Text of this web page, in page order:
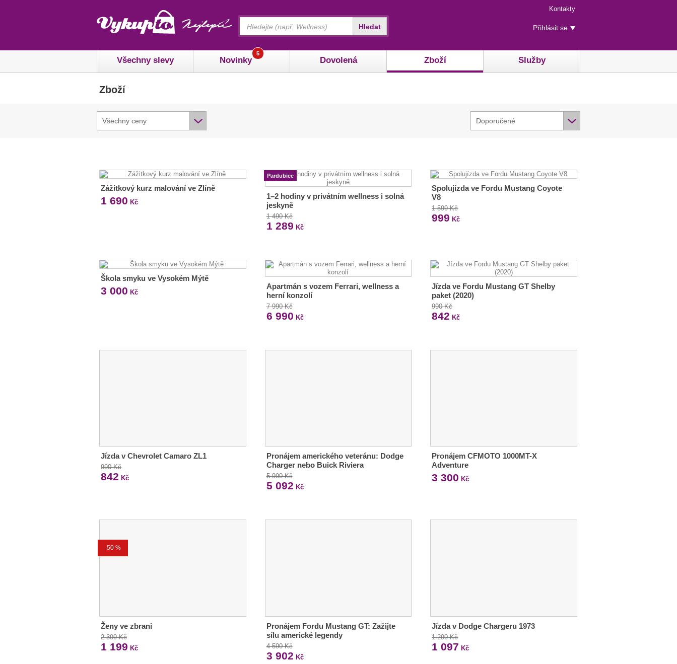
Menu
rychlého
přístupu
Kontakty
Uživatelské
menu
Přihlásit se
Všechny slevy Novinky
5
Dovolená Zboží Služby
Hledat
Zboží
Všechny ceny Doporučené
Zážitkový kurz malování ve Zlíně
1 690 Kč
Pardubice
1–2 hodiny v privátním wellness i solná
jeskyně
1 490 Kč
1 289 Kč
Spolujízda ve Fordu Mustang Coyote
V8
1 599 Kč
999 Kč
Škola smyku ve Vysokém Mýtě
3 000 Kč
Apartmán s vozem Ferrari, wellness a
herní konzolí
7 990 Kč
6 990 Kč
Jízda ve Fordu Mustang GT Shelby
paket (2020)
990 Kč
842 Kč
Jízda v Chevrolet Camaro ZL1
990 Kč
842 Kč
Pronájem amerického veteránu: Dodge
Charger nebo Buick Riviera
5 990 Kč
5 092 Kč
Pronájem CFMOTO 1000MT-X
Adventure
3 300 Kč
-50 %
Ženy ve zbrani
2 399 Kč
1 199 Kč
Pronájem Fordu Mustang GT: Zažijte
sílu americké legendy
4 590 Kč
3 902 Kč
Jízda v Dodge Chargeru 1973
1 290 Kč
1 097 Kč